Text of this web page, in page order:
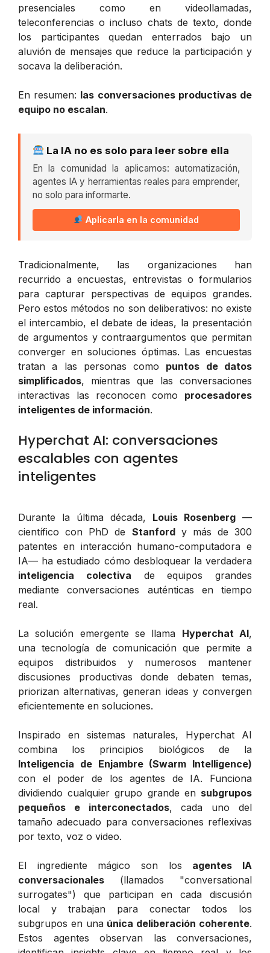
presenciales como en videollamadas,
teleconferencias o incluso chats de texto, donde
los participantes quedan enterrados bajo un
aluvión de mensajes que reduce la participación y
socava la deliberación.
En resumen: las conversaciones productivas de
equipo no escalan.
La IA no es solo para leer sobre ella
En la comunidad la aplicamos: automatización,
agentes IA y herramientas reales para emprender,
no solo para informarte.
Aplicarla en la comunidad
Tradicionalmente, las organizaciones han
recurrido a encuestas, entrevistas o formularios
para capturar perspectivas de equipos grandes.
Pero estos métodos no son deliberativos: no existe
el intercambio, el debate de ideas, la presentación
de argumentos y contraargumentos que permitan
converger en soluciones óptimas. Las encuestas
tratan a las personas como puntos de datos
simplificados, mientras que las conversaciones
interactivas las reconocen como procesadores
inteligentes de información.
Hyperchat AI: conversaciones
escalables con agentes
inteligentes
Durante la última década, Louis Rosenberg —
científico con PhD de Stanfordy más de 300
patentes en interacción humano-computadora e
IA— ha estudiado cómo desbloquear la verdadera
inteligencia colectiva de equipos grandes
mediante conversaciones auténticas en tiempo
real.
La solución emergente se llama Hyperchat AI,
una tecnología de comunicación que permite a
equipos distribuidos y numerosos mantener
discusiones productivas donde debaten temas,
priorizan alternativas, generan ideas y convergen
eficientemente en soluciones.
Inspirado en sistemas naturales, Hyperchat AI
combina los principios biológicos de la
Inteligencia de Enjambre (Swarm Intelligence)
con el poder de los agentes de IA. Funciona
dividiendo cualquier grupo grande en subgrupos
pequeños e interconectados, cada uno del
tamaño adecuado para conversaciones reflexivas
por texto, voz o video.
El ingrediente mágico son los agentes IA
conversacionales (llamados "conversational
surrogates") que participan en cada discusión
local y trabajan para conectar todos los
subgrupos en una única deliberación coherente.
Estos agentes observan las conversaciones,